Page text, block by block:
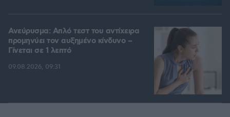
Ανεύρυσμα: Απλό τεστ του αντίχειρα
προμηνύει τον αυξημένο κίνδυνο –
Γίνεται σε 1 λεπτό
09.08.2026, 09:31